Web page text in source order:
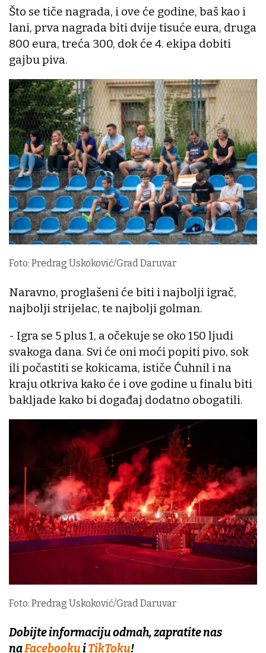
Što se tiče nagrada, i ove će godine, baš kao i
lani, prva nagrada biti dvije tisuće eura, druga
800 eura, treća 300, dok će 4. ekipa dobiti
gajbu piva.
Foto: Predrag Uskoković/Grad Daruvar
Naravno, proglašeni će biti i najbolji igrač,
najbolji strijelac, te najbolji golman.
- Igra se 5 plus 1, a očekuje se oko 150 ljudi
svakoga dana. Svi će oni moći popiti pivo, sok
ili počastiti se kokicama, ističe Ćuhnil i na
kraju otkriva kako će i ove godine u finalu biti
bakljade kako bi događaj dodatno obogatili.
Foto: Predrag Uskoković/Grad Daruvar
Dobijte informaciju odmah, zapratite nas
naFacebookuiTikToku!